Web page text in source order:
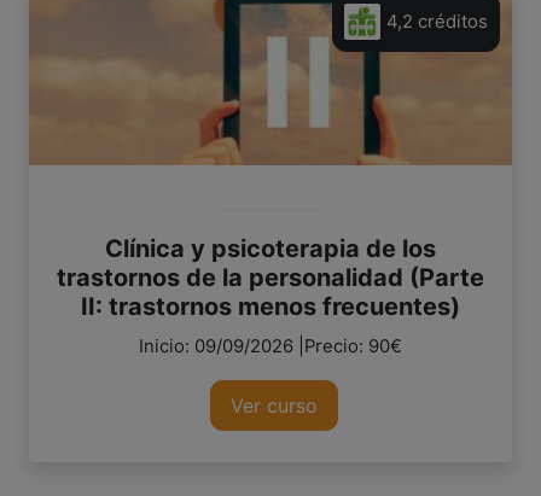
4,2 créditos
Clínica y psicoterapia de los
trastornos de la personalidad (Parte
II: trastornos menos frecuentes)
Inicio: 09/09/2026 |Precio: 90€
Ver curso